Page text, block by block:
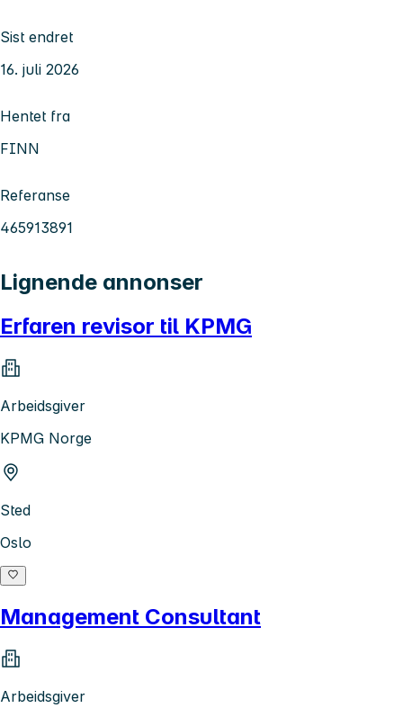
Sist endret
16. juli 2026
Hentet fra
FINN
Referanse
465913891
Lignende annonser
Erfaren revisor til KPMG
Arbeidsgiver
KPMG Norge
Sted
Oslo
Management Consultant
Arbeidsgiver